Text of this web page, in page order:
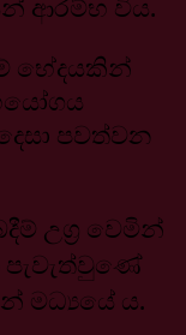
ආරම්භ විය.
භේදයකින්
පවත්වන
උග්‍ර වෙමින්
පැවැත්වුණේ
මධ්‍යයේ ය.